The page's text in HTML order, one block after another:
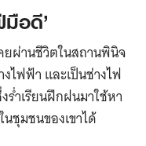
อดี’
ยผ่านชีวิตในสถานพินิจ
ไฟฟ้า และเป็นช่างไฟ
ำเรียนฝึกฝนมาใช้หา
ชุมชนของเขาได้